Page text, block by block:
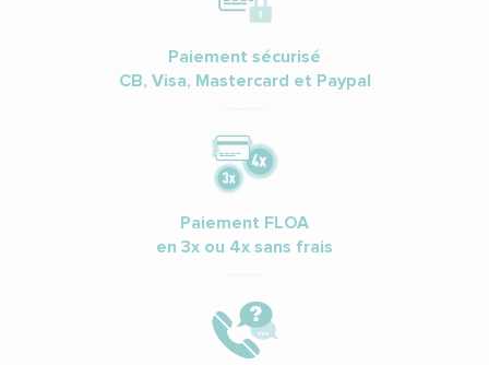
Paiement sécurisé
CB, Visa, Mastercard et Paypal
Paiement FLOA
en 3x ou 4x sans frais